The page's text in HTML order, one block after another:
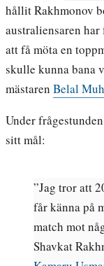
hållit Rakhmonov
australiensaren
att få möta en
skulle kunna bana
mästaren Belal
Under
sitt mål:
”Jag tror att
får känna på
match mot
Shavkat